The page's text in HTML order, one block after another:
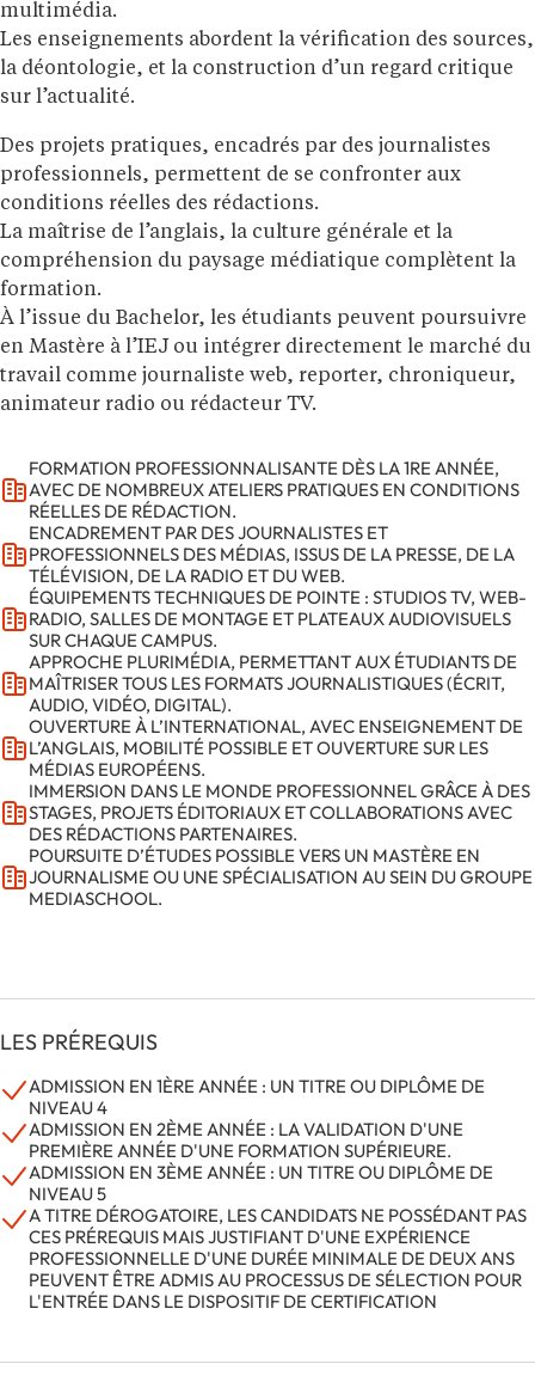
multimédia.
Les enseignements abordent la vérification des sources,
la déontologie, et la construction d’un regard critique
sur l’actualité.
Des projets pratiques, encadrés par des journalistes
professionnels, permettent de se confronter aux
conditions réelles des rédactions.
La maîtrise de l’anglais, la culture générale et la
compréhension du paysage médiatique complètent la
formation.
À l’issue du Bachelor, les étudiants peuvent poursuivre
en Mastère à l’IEJ ou intégrer directement le marché du
travail comme journaliste web, reporter, chroniqueur,
animateur radio ou rédacteur TV.
FORMATION PROFESSIONNALISANTE DÈS LA 1RE ANNÉE,
AVEC DE NOMBREUX ATELIERS PRATIQUES EN CONDITIONS
RÉELLES DE RÉDACTION.
ENCADREMENT PAR DES JOURNALISTES ET
PROFESSIONNELS DES MÉDIAS, ISSUS DE LA PRESSE, DE LA
TÉLÉVISION, DE LA RADIO ET DU WEB.
ÉQUIPEMENTS TECHNIQUES DE POINTE : STUDIOS TV, WEB-
RADIO, SALLES DE MONTAGE ET PLATEAUX AUDIOVISUELS
SUR CHAQUE CAMPUS.
APPROCHE PLURIMÉDIA, PERMETTANT AUX ÉTUDIANTS DE
MAÎTRISER TOUS LES FORMATS JOURNALISTIQUES (ÉCRIT,
AUDIO, VIDÉO, DIGITAL).
OUVERTURE À L’INTERNATIONAL, AVEC ENSEIGNEMENT DE
L’ANGLAIS, MOBILITÉ POSSIBLE ET OUVERTURE SUR LES
MÉDIAS EUROPÉENS.
IMMERSION DANS LE MONDE PROFESSIONNEL GRÂCE À DES
STAGES, PROJETS ÉDITORIAUX ET COLLABORATIONS AVEC
DES RÉDACTIONS PARTENAIRES.
POURSUITE D’ÉTUDES POSSIBLE VERS UN MASTÈRE EN
JOURNALISME OU UNE SPÉCIALISATION AU SEIN DU GROUPE
MEDIASCHOOL.
LES PRÉREQUIS
ADMISSION EN 1ÈRE ANNÉE : UN TITRE OU DIPLÔME DE
NIVEAU 4
ADMISSION EN 2ÈME ANNÉE : LA VALIDATION D'UNE
PREMIÈRE ANNÉE D'UNE FORMATION SUPÉRIEURE.
ADMISSION EN 3ÈME ANNÉE : UN TITRE OU DIPLÔME DE
NIVEAU 5
A TITRE DÉROGATOIRE, LES CANDIDATS NE POSSÉDANT PAS
CES PRÉREQUIS MAIS JUSTIFIANT D'UNE EXPÉRIENCE
PROFESSIONNELLE D'UNE DURÉE MINIMALE DE DEUX ANS
PEUVENT ÊTRE ADMIS AU PROCESSUS DE SÉLECTION POUR
L'ENTRÉE DANS LE DISPOSITIF DE CERTIFICATION